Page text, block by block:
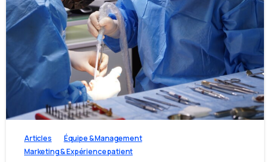
0 10
Articles
Équipe & Management
Marketing & Expérience patient